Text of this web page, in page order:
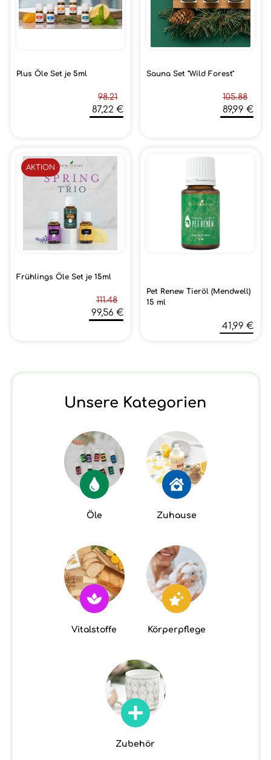
Plus Öle Set je 5ml
98.21
87,22 €
Sauna Set "Wild Forest"
105.88
89,99 €
Frühlings Öle Set je 15ml
111.48
99,56 €
AKTION
Pet Renew Tieröl (Mendwell)
15 ml
41,99 €
Unsere Kategorien
Öle Zuhause
Vitalstoffe Körperpflege
Zubehör